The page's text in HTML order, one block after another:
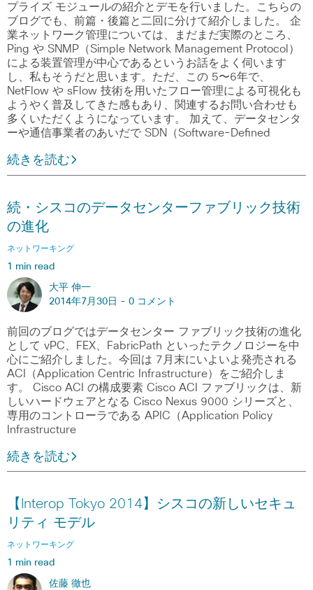
プライズ モジュールの紹介とデモを行いました。こちらの
ブログでも、前篇・後篇と二回に分けて紹介しました。 企
業ネットワーク管理については、まだまだ実際のところ、
Ping や SNMP（Simple Network Management Protocol）
による装置管理が中心であるというお話をよく伺います
し、私もそうだと思います。ただ、この 5〜6年で、
NetFlow や sFlow 技術を用いたフロー管理による可視化も
ようやく普及してきた感もあり、関連するお問い合わせも
多くいただくようになっています。 加えて、データセンタ
ーや通信事業者のあいだで SDN（Software-Defined
続きを読む
続・シスコのデータセンターファブリック技術
の進化
ネットワーキング
1 min read
大平 伸一
2014年7月30日 - 0 コメント
前回のブログではデータセンター ファブリック技術の進化
として vPC、FEX、FabricPath といったテクノロジーを中
心にご紹介しました。今回は 7月末にいよいよ発売される
ACI（Application Centric Infrastructure）をご紹介しま
す。 Cisco ACI の構成要素 Cisco ACI ファブリックは、新
しいハードウェアとなる Cisco Nexus 9000 シリーズと、
専用のコントローラである APIC（Application Policy
Infrastructure
続きを読む
【Interop Tokyo 2014】シスコの新しいセキュ
リティ モデル
ネットワーキング
1 min read
佐藤 徹也